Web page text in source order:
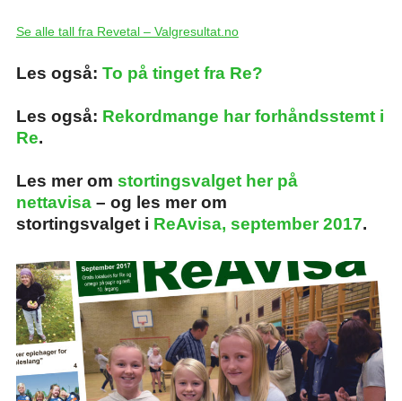
Se alle tall fra Revetal – Valgresultat.no
Les også: To på tinget fra Re?
Les også: Rekordmange har forhåndsstemt i
Re.
Les mer om stortingsvalget her på
nettavisa– og les mer om
stortingsvalget i ReAvisa, september 2017.